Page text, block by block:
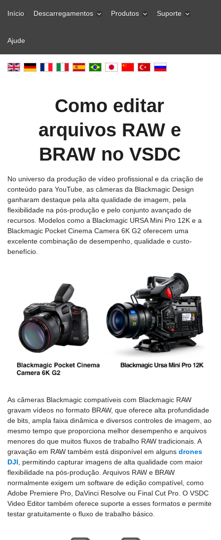
Início Descarregamentos Produtos Suporte
Ajude
Como editar
arquivos RAW e
BRAW no VSDC
No universo da produção de vídeo profissional e da criação de
conteúdo para YouTube, as câmeras da Blackmagic Design
ganharam destaque pela alta qualidade de imagem, pela
flexibilidade na pós-produção e pelo conjunto avançado de
recursos. Modelos como a Blackmagic URSA Mini Pro 12K e a
Blackmagic Pocket Cinema Camera 6K G2 oferecem uma
excelente combinação de desempenho, qualidade e custo-
benefício.
As câmeras Blackmagic compatíveis com Blackmagic RAW
gravam vídeos no formato BRAW, que oferece alta profundidade
de bits, ampla faixa dinâmica e diversos controles de imagem, ao
mesmo tempo que proporciona melhor desempenho e arquivos
menores do que muitos fluxos de trabalho RAW tradicionais. A
gravação em RAW também está disponível em alguns drones
DJI , permitindo capturar imagens de alta qualidade com maior
flexibilidade na pós-produção. Arquivos RAW e BRAW
normalmente exigem um software de edição compatível, como
Adobe Premiere Pro, DaVinci Resolve ou Final Cut Pro. O VSDC
Video Editor também oferece suporte a esses formatos e permite
testar gratuitamente o fluxo de trabalho básico.